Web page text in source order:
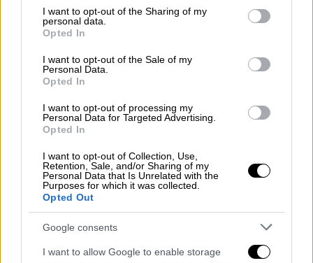
not limited to your visit or usage behaviour. You may click to
grant or deny consent to Google and its third-party tags to
use your data for below specified purposes in below Google
consent section.
I want to opt-out of the Sharing of my
personal data.
Opted In
I want to opt-out of the Sale of my
Personal Data.
Opted In
I want to opt-out of processing my
Personal Data for Targeted Advertising.
Opted In
I want to opt-out of Collection, Use,
Retention, Sale, and/or Sharing of my
Personal Data that Is Unrelated with the
Purposes for which it was collected.
Opted Out
Google consents
I want to allow Google to enable storage
και προτροπή σε βία εις βάρος μου»
Ο υπουργός Υγείας δήλωσε πως παρότι
φορά «δεν μου έμεινε κανένα απολύτως
άλλο περιθώριο»